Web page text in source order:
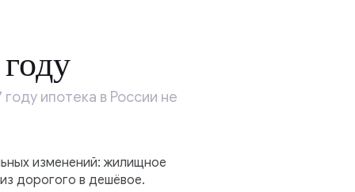
ипотека в России не
изменений: жилищное
дорогого в дешёвое.